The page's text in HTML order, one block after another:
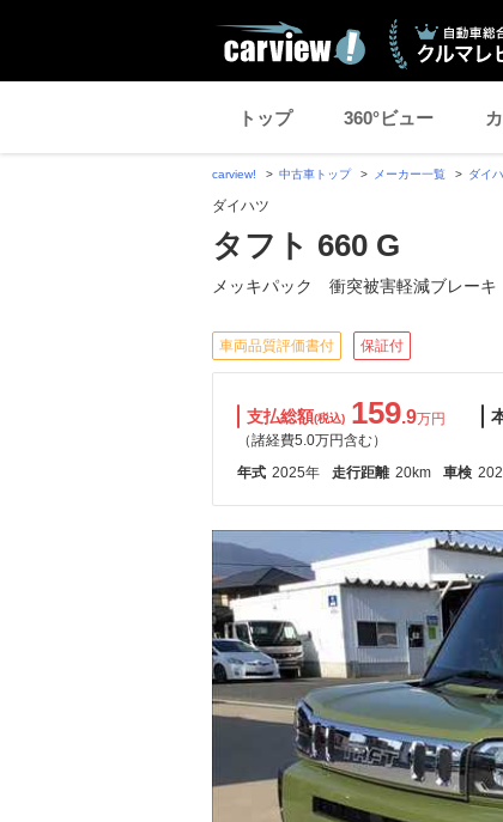
トップ 360°ビュー
carview! 中古車トップ メーカー一覧 ダイ
ダイハツ
タフト 660 G
メッキパック 衝突被害軽減ブレーキ
車両品質評価書付 保証付
支払総額(税込) 159.9万円
（諸経費5.0万円含む）
年式 2025年 走行距離 20km 車検